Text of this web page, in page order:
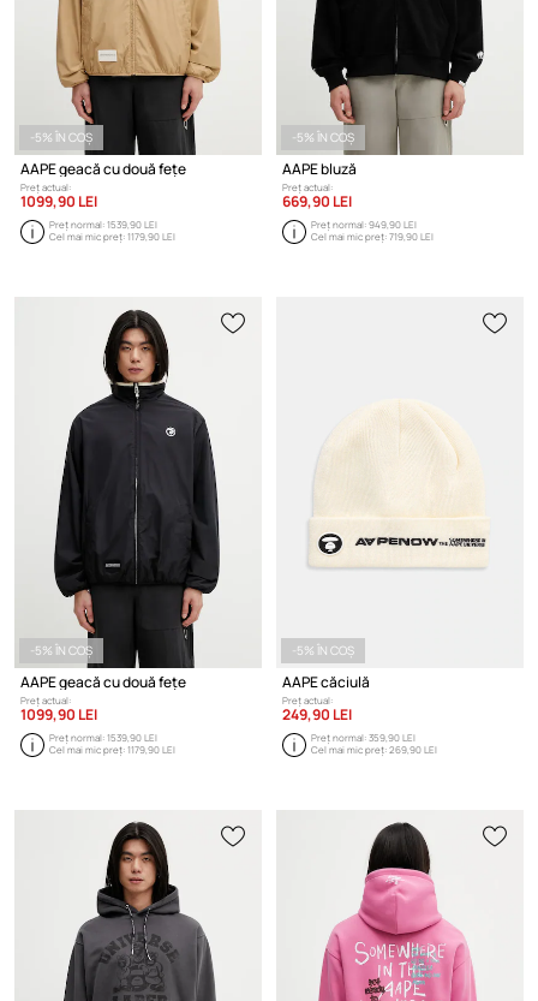
-5% ÎN COȘ
AAPE geacă cu două fețe
Preț actual:
1099,90 LEI
Preț normal:1539,90 LEI
Cel mai mic preț:1179,90 LEI
-5% ÎN COȘ
AAPE bluză
Preț actual:
669,90 LEI
Preț normal:949,90 LEI
Cel mai mic preț:719,90 LEI
-5% ÎN COȘ
AAPE geacă cu două fețe
Preț actual:
1099,90 LEI
Preț normal:1539,90 LEI
Cel mai mic preț:1179,90 LEI
-5% ÎN COȘ
AAPE căciulă
Preț actual:
249,90 LEI
Preț normal:359,90 LEI
Cel mai mic preț:269,90 LEI